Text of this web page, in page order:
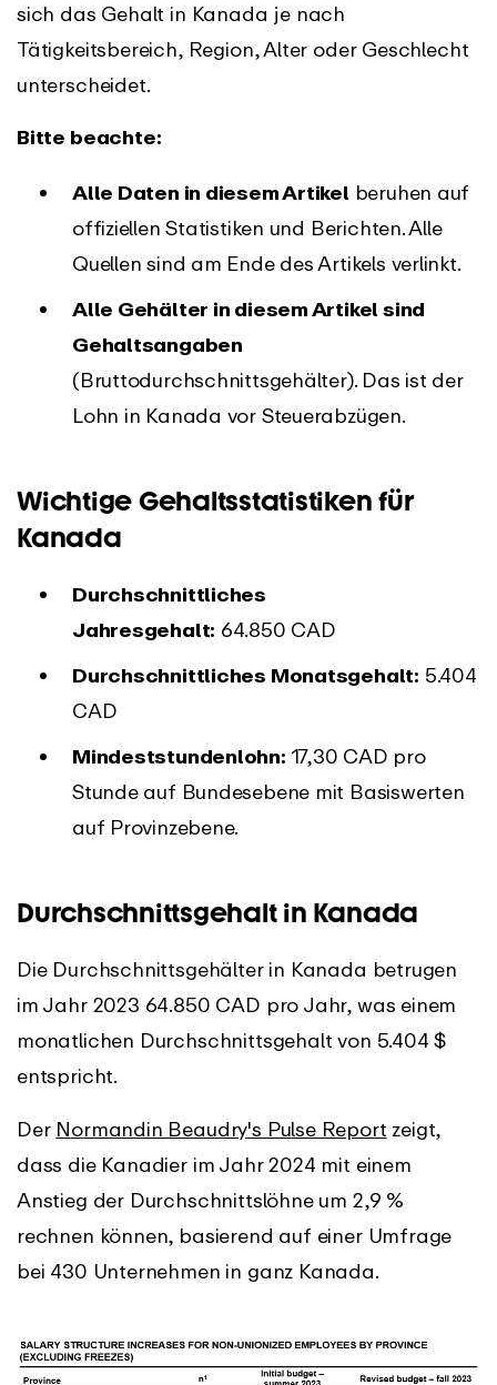
sich das Gehalt in Kanada je nach
Tätigkeitsbereich, Region, Alter oder Geschlecht
unterscheidet.
Bitte beachte:
Alle Daten in diesem Artikel beruhen auf
offiziellen Statistiken und Berichten. Alle
Quellen sind am Ende des Artikels verlinkt.
Alle Gehälter in diesem Artikel sind
Gehaltsangaben
(Bruttodurchschnittsgehälter). Das ist der
Lohn in Kanada vor Steuerabzügen.
Wichtige Gehaltsstatistiken für
Kanada
Durchschnittliches
Jahresgehalt: 64.850 CAD
Durchschnittliches Monatsgehalt: 5.404
CAD
Mindeststundenlohn: 17,30 CAD pro
Stunde auf Bundesebene mit Basiswerten
auf Provinzebene.
Durchschnittsgehalt in Kanada
Die Durchschnittsgehälter in Kanada betrugen
im Jahr 2023 64.850 CAD pro Jahr, was einem
monatlichen Durchschnittsgehalt von 5.404 $
entspricht.
Der Normandin Beaudry's Pulse Report zeigt,
dass die Kanadier im Jahr 2024 mit einem
Anstieg der Durchschnittslöhne um 2,9 %
rechnen können, basierend auf einer Umfrage
bei 430 Unternehmen in ganz Kanada.